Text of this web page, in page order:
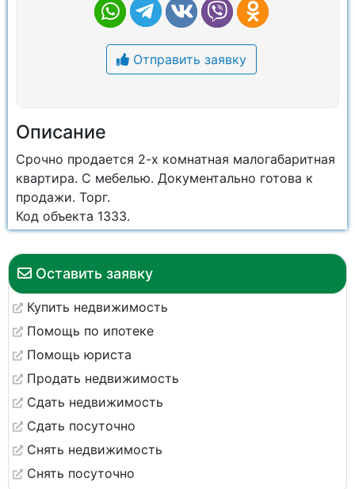
Оставить заявку
Купить недвижимость
Помощь по ипотеке
Помощь юриста
Продать недвижимость
Сдать недвижимость
Сдать посуточно
Снять недвижимость
Снять посуточно
Отправить заявку
Описание
Срочно продается 2-х комнатная малогабаритная
квартира. С мебелью. Документально готова к
продажи. Торг.
Код объекта 1333.